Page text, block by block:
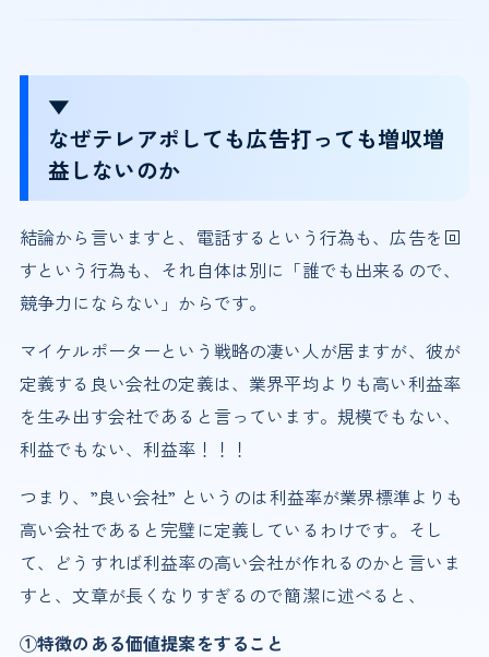
▼
なぜテレアポしても広告打っても増収増
益しないのか
結論から言いますと、電話するという行為も、広告を回
すという行為も、それ自体は別に「誰でも出来るので、
競争力にならない」からです。
マイケルポーターという戦略の凄い人が居ますが、彼が
定義する良い会社の定義は、業界平均よりも高い利益率
を生み出す会社であると言っています。規模でもない、
利益でもない、利益率！！！
つまり、”良い会社” というのは利益率が業界標準よりも
高い会社であると完璧に定義しているわけです。そし
て、どうすれば利益率の高い会社が作れるのかと言いま
すと、文章が長くなりすぎるので簡潔に述べると、
①特徴のある価値提案をすること